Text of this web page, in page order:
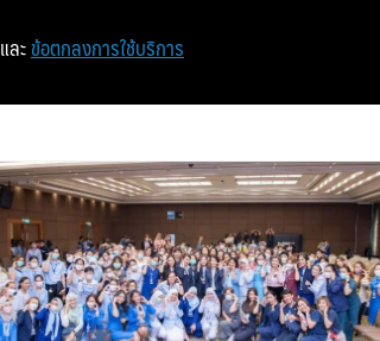
หน้าแรก ท่องเที่ยว
และ ข้อตกลงการใช้บริการ